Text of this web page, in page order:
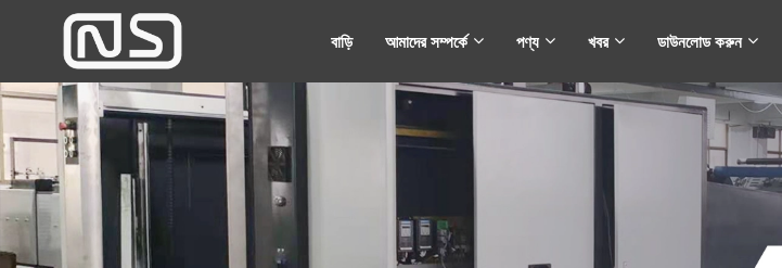
বাড়ি আমাদের সম্পর্কে পণ্য খবর ডাউনলোড করুন